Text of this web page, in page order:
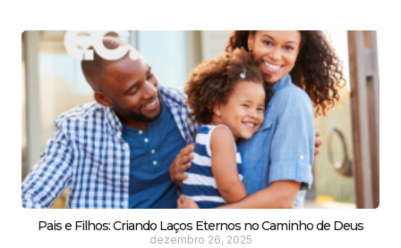
Pais e Filhos: Criando Laços Eternos no Caminho de Deus
dezembro 26, 2025